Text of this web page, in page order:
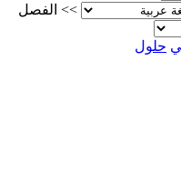
>> الفصل
حلول